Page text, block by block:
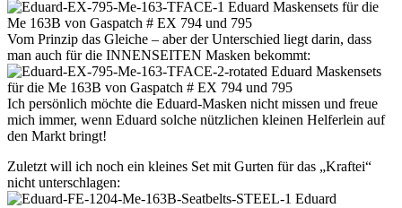
Vom Prinzip das Gleiche – aber der Unterschied liegt darin, dass
man auch für die INNENSEITEN Masken bekommt:
Ich persönlich möchte die Eduard-Masken nicht missen und freue
mich immer, wenn Eduard solche nützlichen kleinen Helferlein auf
den Markt bringt!
Zuletzt will ich noch ein kleines Set mit Gurten für das „Kraftei“
nicht unterschlagen: